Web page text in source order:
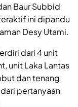
Baur Subbid
ini dipandu
Desy Utami.
dari 4 unit
unit Laka Lantas
dan tenang
pertanyaan